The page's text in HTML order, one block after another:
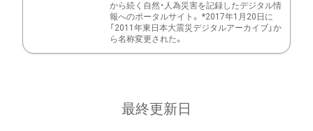
から続く自然・人為災害を記録したデジタル情
報へのポータルサイト。 *2017年1月20日に
「2011年東日本大震災デジタルアーカイブ」か
ら名称変更された。
最終更新日